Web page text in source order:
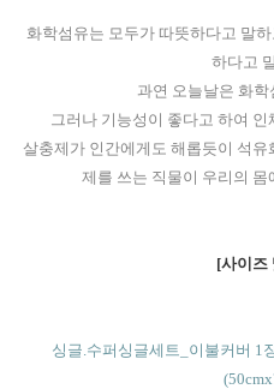
화학섬유는 모두가 따뜻하다고 말
하다고
과연 오늘날은 화학
그러나 기능성이 좋다고 하여
살충제가 인간에게도 해롭듯이 석
제를 쓰는 직물이 우리의 몸
[사이즈
싱글.수퍼싱글세트_이불커버 1